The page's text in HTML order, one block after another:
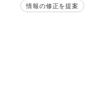
情報の修正を提案